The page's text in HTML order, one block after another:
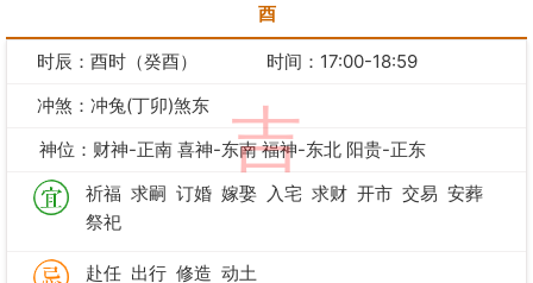
酉
吉
时辰：酉时（癸酉）
时间：17:00-18:59
冲煞：冲兔(丁卯)煞东
神位：财神-正南 喜神-东南 福神-东北 阳贵-正东
祈福 求嗣 订婚 嫁娶 入宅 求财 开市 交易 安葬
祭祀
赴任 出行 修造 动土